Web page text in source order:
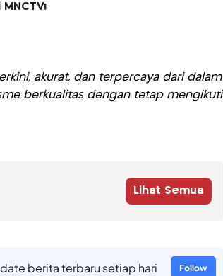
akurat, dan terpercaya dari dalam
berkualitas dengan tetap mengikuti
Lihat Semua
berita terbaru setiap hari Follow